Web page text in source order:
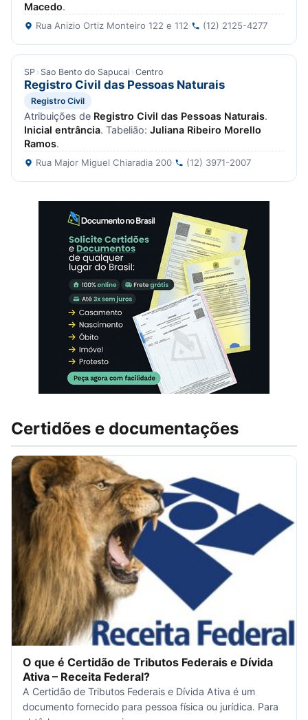
Macedo.
Rua Anizio Ortiz Monteiro 122 e 112· (12) 2125-4277
SP › Sao Bento do Sapucai › Centro
Registro Civil das Pessoas Naturais
Registro Civil
Atribuições de Registro Civil das Pessoas Naturais.
Inicial entrância. Tabelião: Juliana Ribeiro Morello
Ramos.
Rua Major Miguel Chiaradia 200· (12) 3971-2007
Certidões e documentações
O que é Certidão de Tributos Federais e Dívida
Ativa – Receita Federal?
A Certidão de Tributos Federais e Dívida Ativa é um
documento fornecido para pessoa física ou jurídica. Para